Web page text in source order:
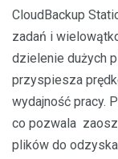
CloudBackup
zadań i
dzielenie dużych
przyspiesza
wydajność pracy.
co pozwala
plików do